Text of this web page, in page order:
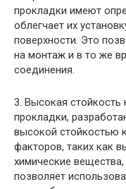
прокладки имеют
облегчает их
поверхности. Это
на монтаж и в то же
соединения.
3. Высокая
прокладки,
высокой стойкостью
факторов, таких как
химические
позволяет